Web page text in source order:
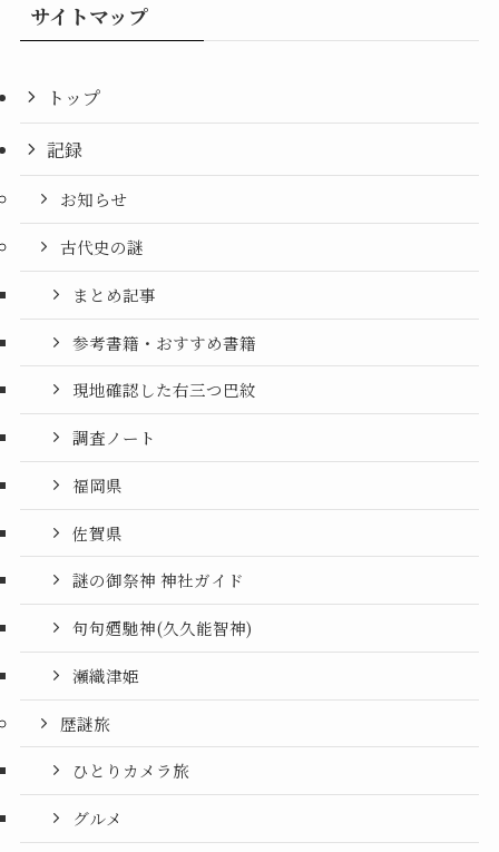
サイトマップ
トップ
記録
お知らせ
古代史の謎
まとめ記事
参考書籍・おすすめ書籍
現地確認した右三つ巴紋
調査ノート
福岡県
佐賀県
謎の御祭神 神社ガイド
句句廼馳神(久久能智神)
瀬織津姫
歴謎旅
ひとりカメラ旅
グルメ